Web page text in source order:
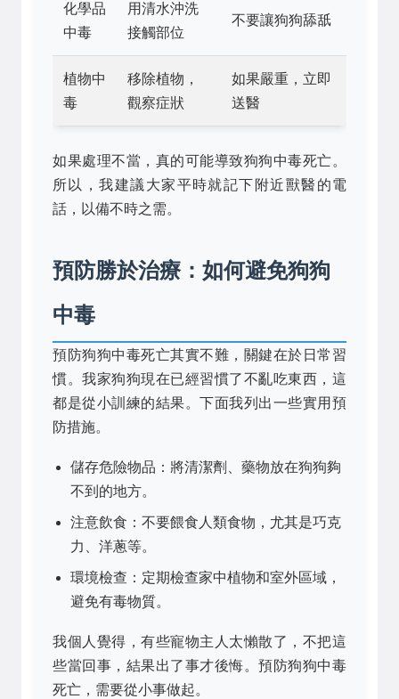
化學品
中毒
用清水沖洗
接觸部位
不要讓狗狗舔舐
植物中
毒
移除植物，
觀察症狀
如果嚴重，立即
送醫
如果處理不當，真的可能導致狗狗中毒死亡。
所以，我建議大家平時就記下附近獸醫的電
話，以備不時之需。
預防勝於治療：如何避免狗狗
中毒
預防狗狗中毒死亡其實不難，關鍵在於日常習
慣。我家狗狗現在已經習慣了不亂吃東西，這
都是從小訓練的結果。下面我列出一些實用預
防措施。
儲存危險物品：將清潔劑、藥物放在狗狗夠
不到的地方。
注意飲食：不要餵食人類食物，尤其是巧克
力、洋蔥等。
環境檢查：定期檢查家中植物和室外區域，
避免有毒物質。
我個人覺得，有些寵物主人太懶散了，不把這
些當回事，結果出了事才後悔。預防狗狗中毒
死亡，需要從小事做起。